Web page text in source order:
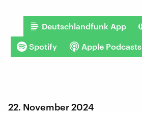
Deutschlandfunk App
Spotify Apple Podcasts
22. November 2024